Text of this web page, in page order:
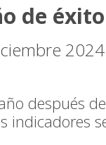
de
2024
después
indicadores